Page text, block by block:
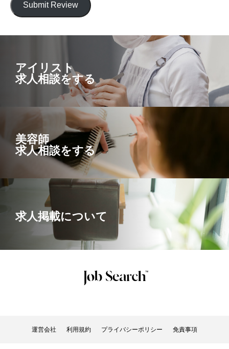
Submit Review
アイリスト
求人相談をする
美容師
求人相談をする
求人掲載について
運営会社 利用規約 プライバシーポリシー 免責事項